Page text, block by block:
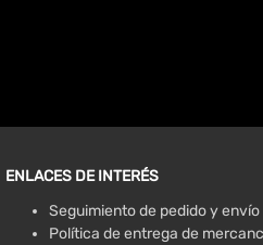
ENLACES DE INTERÉS
Seguimiento de pedido y envío
Política de entrega de